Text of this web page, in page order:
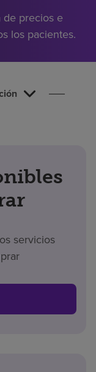
de precios e
los pacientes.
servicios